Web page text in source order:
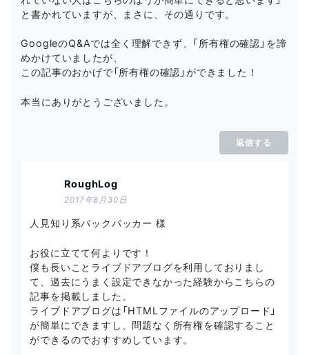
と書かれていますが、まさに、その通りです。
GoogleのQ&Aでは全く理解できず、「所有権の確認」を諦
めかけていましたが、
この記事のおかげで「所有権の確認」ができました！
本当にありがとうございました。
返信する
RoughLog
2017年8月30日
人見知り系バックパッカー 様
お役に立てて何よりです！
僕も長いことライブドアブログを利用しておりまし
て、過去にうまく設定できなかった経験からこちらの
記事を掲載しました。
ライブドアブログは「HTMLファイルのアップロード」
が簡単にできますし、問題なく所有権を確認すること
ができるのでおすすめしています。